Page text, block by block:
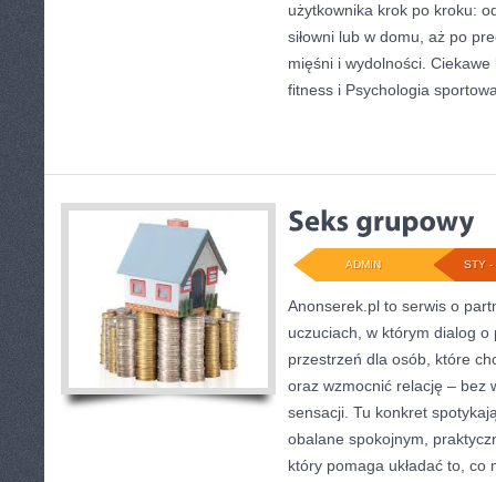
użytkownika krok po kroku:
siłowni lub w domu, aż po
mięśni i wydolności.
fitness i Psychologia
STY -
ADMIN
Anonserek.pl to serwis o
uczuciach, w którym dialog
przestrzeń dla osób, które
oraz wzmocnić relację – bez
sensacji. Tu konkret
obalane spokojnym,
który pomaga układać to,